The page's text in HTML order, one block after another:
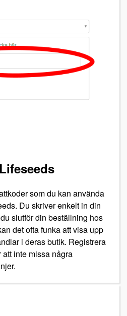
som du kan använda
Du skriver enkelt in din
slutför din beställning hos
det ofta funka att visa upp
i deras butik. Registrera
inte missa några